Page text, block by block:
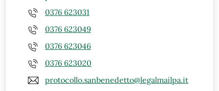
0376 623031
0376 623049
0376 623046
0376 623020
protocollo.sanbenedetto@legalmailpa.it